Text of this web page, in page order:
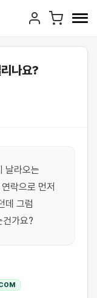
나요?
날라오는
락으로 먼저
데 그럼
건가요?